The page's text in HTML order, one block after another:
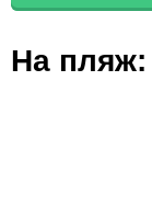
На пляж: